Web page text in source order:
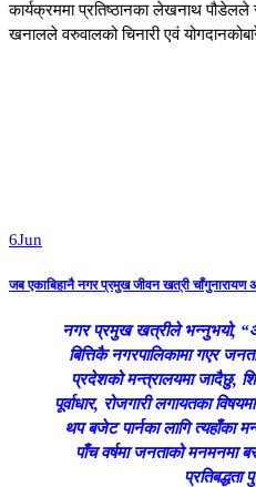
कार्यक्रममा प्रतिष्ठानका लेखनाथ पौडेलले
खनालले वरुवालको चिनारी एवं
6Jun
जब एकाबिहानै नगर प्रमुख जीवन खत्री
नगर प्रमुख खत्रीले भन्नुभयो,
बित्तिकै नगरपालिकामा गएर
प्रदेशको मन्त्रालयमा जादैछु,
पूर्वाधार, रोजगारी लगायतका
थप बजेट पार्नका लागि त्यहाँका
पाँच वर्षमा जनताको मनमनमा
प्रतिबद्धता